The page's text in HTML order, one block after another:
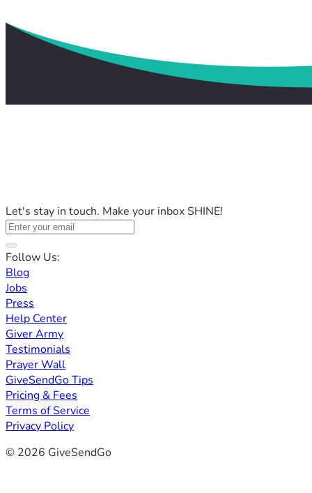
Let's stay in touch. Make your inbox SHINE!
Follow Us:
Blog
Jobs
Press
Help Center
Giver Army
Testimonials
Prayer Wall
GiveSendGo Tips
Pricing & Fees
Terms of Service
Privacy Policy
© 2026 GiveSendGo